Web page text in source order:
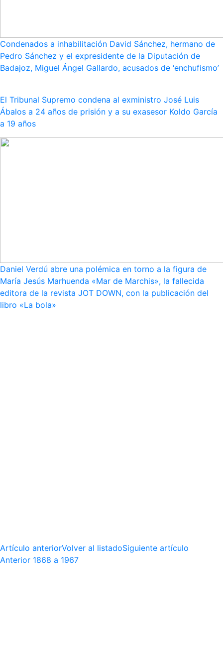
Condenados a inhabilitación David Sánchez, hermano de
Pedro Sánchez y el expresidente de la Diputación de
Badajoz, Miguel Ángel Gallardo, acusados de ‘enchufismo’
El Tribunal Supremo condena al exministro José Luis
Ábalos a 24 años de prisión y a su exasesor Koldo García
a 19 años
Daniel Verdú abre una polémica en torno a la figura de
María Jesús Marhuenda «Mar de Marchis», la fallecida
editora de la revista JOT DOWN, con la publicación del
libro «La bola»
Artículo anteriorVolver al listadoSiguiente artículo
Anterior 1868 a 1967